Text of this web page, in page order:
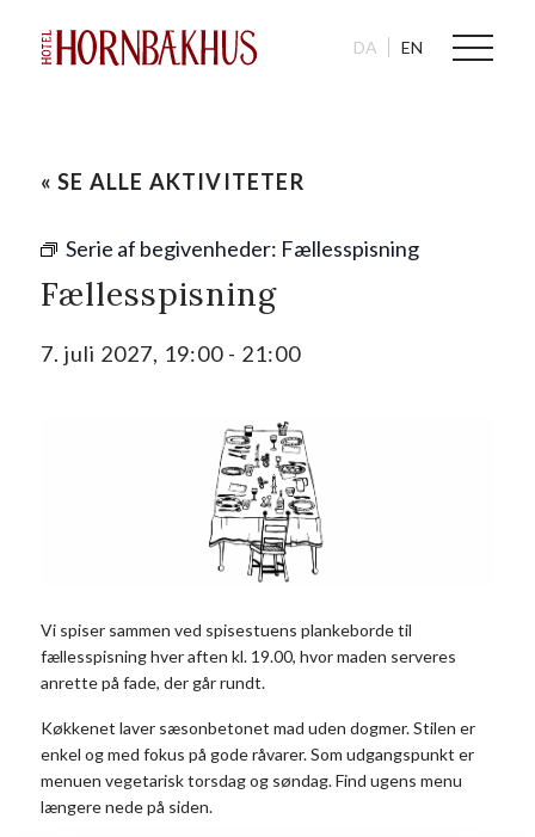
DA EN
« SE ALLE AKTIVITETER
Serie af begivenheder: Fællesspisning
Fællesspisning
7. juli 2027, 19:00- 21:00
Vi spiser sammen ved spisestuens plankeborde til
fællesspisning hver aften kl. 19.00, hvor maden serveres
anrette på fade, der går rundt.
Køkkenet laver sæsonbetonet mad uden dogmer. Stilen er
enkel og med fokus på gode råvarer. Som udgangspunkt er
menuen vegetarisk torsdag og søndag. Find ugens menu
længere nede på siden.